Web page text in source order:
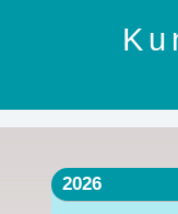
2026